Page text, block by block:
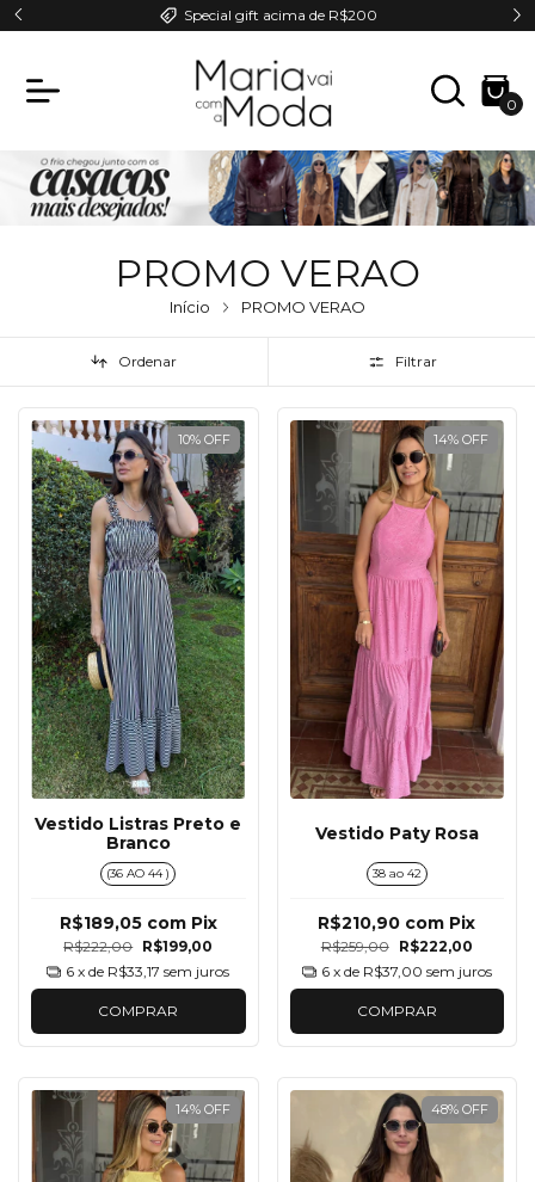
Special gift acima de R$200
0
PROMO VERAO
Início PROMO VERAO
Ordenar Filtrar
10% OFF
Vestido Listras Preto e
Branco
(36 AO 44 )
R$222,00 R$199,00
R$189,05 com Pix
6 x de R$33,17 sem juros
COMPRAR
14% OFF
Vestido Paty Rosa
38 ao 42
R$259,00 R$222,00
R$210,90 com Pix
6 x de R$37,00 sem juros
COMPRAR
14% OFF 48% OFF